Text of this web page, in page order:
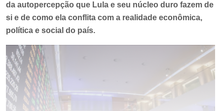
da autopercepção que Lula e seu núcleo duro fazem de
si e de como ela conflita com a realidade econômica,
política e social do país.